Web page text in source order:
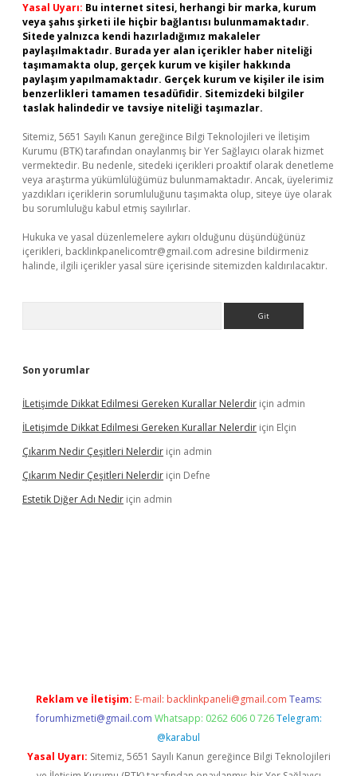
Yasal Uyarı: Bu internet sitesi, herhangi bir marka, kurum
veya şahıs şirketi ile hiçbir bağlantısı bulunmamaktadır.
Sitede yalnızca kendi hazırladığımız makaleler
paylaşılmaktadır. Burada yer alan içerikler haber niteliği
taşımamakta olup, gerçek kurum ve kişiler hakkında
paylaşım yapılmamaktadır. Gerçek kurum ve kişiler ile isim
benzerlikleri tamamen tesadüfidir. Sitemizdeki bilgiler
taslak halindedir ve tavsiye niteliği taşımazlar.
Sitemiz, 5651 Sayılı Kanun gereğince Bilgi Teknolojileri ve İletişim
Kurumu (BTK) tarafından onaylanmış bir Yer Sağlayıcı olarak hizmet
vermektedir. Bu nedenle, sitedeki içerikleri proaktif olarak denetleme
veya araştırma yükümlülüğümüz bulunmamaktadır. Ancak, üyelerimiz
yazdıkları içeriklerin sorumluluğunu taşımakta olup, siteye üye olarak
bu sorumluluğu kabul etmiş sayılırlar.
Hukuka ve yasal düzenlemelere aykırı olduğunu düşündüğünüz
içerikleri, backlinkpanelicomtr@gmail.com adresine bildirmeniz
halinde, ilgili içerikler yasal süre içerisinde sitemizden kaldırılacaktır.
Son yorumlar
İLetişimde Dikkat Edilmesi Gereken Kurallar Nelerdir için admin
İLetişimde Dikkat Edilmesi Gereken Kurallar Nelerdir için Elçin
Çıkarım Nedir Çeşitleri Nelerdir için admin
Çıkarım Nedir Çeşitleri Nelerdir için Defne
Estetik Diğer Adı Nedir için admin
Reklam ve İletişim: E-mail: backlinkpaneli@gmail.com Teams:
forumhizmeti@gmail.com Whatsapp: 0262 606 0 726 Telegram:
@karabul
Yasal Uyarı: Sitemiz, 5651 Sayılı Kanun gereğince Bilgi Teknolojileri